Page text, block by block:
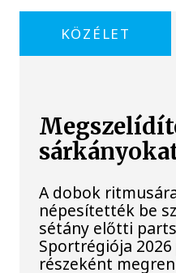
KÖZÉLET
A dobok
népesítették be
sétány előtti
Sportrégiója
részeként